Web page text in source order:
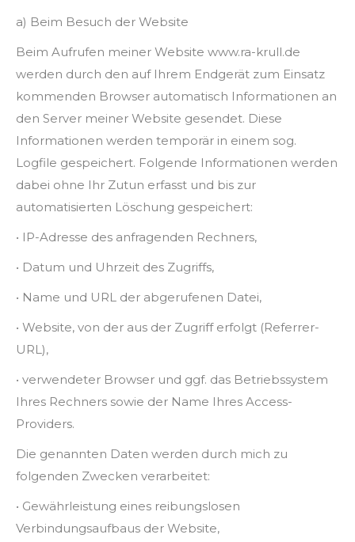
a) Beim Besuch der Website
Beim Aufrufen meiner Website www.ra-krull.de
werden durch den auf Ihrem Endgerät zum Einsatz
kommenden Browser automatisch Informationen an
den Server meiner Website gesendet. Diese
Informationen werden temporär in einem sog.
Logfile gespeichert. Folgende Informationen werden
dabei ohne Ihr Zutun erfasst und bis zur
automatisierten Löschung gespeichert:
• IP-Adresse des anfragenden Rechners,
• Datum und Uhrzeit des Zugriffs,
• Name und URL der abgerufenen Datei,
• Website, von der aus der Zugriff erfolgt (Referrer-
URL),
• verwendeter Browser und ggf. das Betriebssystem
Ihres Rechners sowie der Name Ihres Access-
Providers.
Die genannten Daten werden durch mich zu
folgenden Zwecken verarbeitet:
• Gewährleistung eines reibungslosen
Verbindungsaufbaus der Website,